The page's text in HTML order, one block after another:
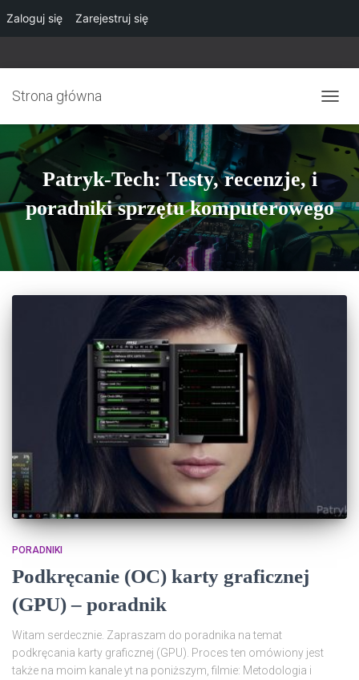
Zaloguj się Zarejestruj się
Strona główna
Patryk-Tech: Testy, recenzje, i
poradniki sprzętu komputerowego
PORADNIKI
Podkręcanie (OC) karty graficznej
(GPU) – poradnik
Witam serdecznie. Zapraszam do poradnika na temat
podkręcania karty graficznej (GPU). Proces ten omówiony jest
także na moim kanale yt na poniższym, filmie: Metodologia i